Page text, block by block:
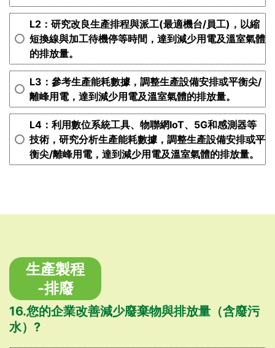
L2：研究改良生產排程與派工(最適機台/員工)，以縮
短換線與加工待機停等時間，達到減少用電及溫室氣體
的排放量。
L3：參考生產能耗數據，調整生產設備安排或平衡尖/
離峰用電，達到減少用電及溫室氣體的排放量。
L4：利用數位系統工具、物聯網IoT、5G和感測器等
技術，研究分析生產能耗數據，調整生產設備安排或平
衡尖/離峰用電，達到減少用電及溫室氣體的排放量。
生產製程
-排廢
16.您的企業改善減少廢棄物與排放量（含廢污
水）?